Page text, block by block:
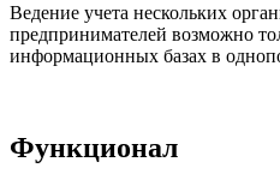
Ведение учета нескольких
предпринимателей возможно
информационных базах в
Функционал